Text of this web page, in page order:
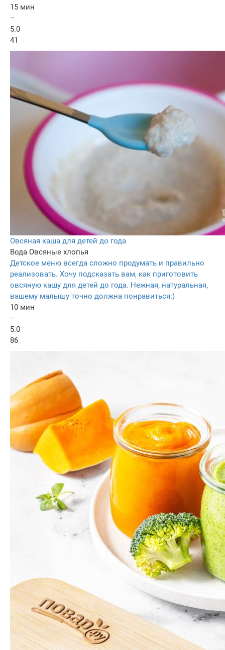
15 мин
–
5.0
41
Овсяная каша для детей до года
Вода Овсяные хлопья
Детское меню всегда сложно продумать и правильно
реализовать. Хочу подсказать вам, как приготовить
овсяную кашу для детей до года. Нежная, натуральная,
вашему малышу точно должна понравиться:)
10 мин
–
5.0
86